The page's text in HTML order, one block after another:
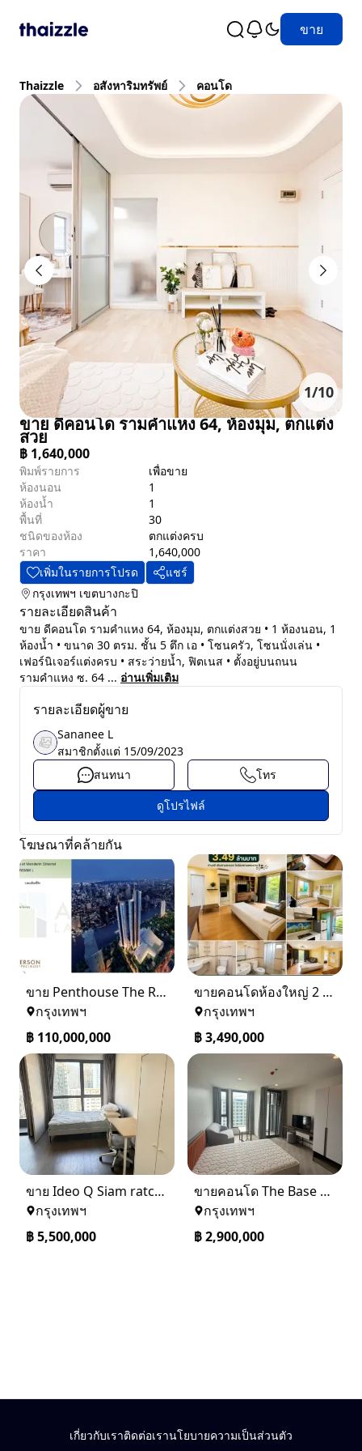
ขาย
Thaizzle อสังหาริมทรัพย์ คอนโด
1/10
ขาย ดีคอนโด รามคำแหง 64, ห้องมุม, ตกแต่ง
สวย
฿ 1,640,000
พิมพ์รายการ
เพื่อขาย
ห้องนอน
1
ห้องน้ำ
1
พื้นที่
30
ชนิดของห้อง
ตกแต่งครบ
ราคา
1,640,000
เพิ่มในรายการโปรด
แชร์
กรุงเทพฯ เขตบางกะปิ
รายละเอียดสินค้า
ขาย ดีคอนโด รามคำแหง 64, ห้องมุม, ตกแต่งสวย • 1 ห้องนอน, 1
ห้องน้ำ • ขนาด 30 ตรม. ชั้น 5 ตึก เอ • โซนครัว, โซนนั่งเล่น •
เฟอร์นิเจอร์แต่งครบ • สระว่ายน้ำ, ฟิตเนส • ตั้งอยู่บนถนน
รามคำแหง ซ. 64 ... อ่านเพิ่มเติม
รายละเอียดผู้ขาย
Sananee L
สมาชิกตั้งแต่ 15/09/2023
สนทนา
โทร
ดูโปรไฟล์
โฆษณาที่คล้ายกัน
ขาย Penthouse The Residences at Mandarin Oriental Bangkok (ICONSIAM)
กรุงเทพฯ
฿ 110,000,000
ขายคอนโดห้องใหญ่ 2 ห้องนอน ทำเลพระราม 8 Lumpini Place Rama VIII
กรุงเทพฯ
฿3,490,000
ขาย Ideo Q Siam ratchatewi จาก BTS ราชเทวี 300 เมตร เจ้าของขายเอง
กรุงเทพฯ
฿5,500,000
ขายคอนโด The Base saphanmai ย่านสะพานใหม่
กรุงเทพฯ
฿2,900,000
เกี่ยวกับเราติดต่อเรานโยบายความเป็นส่วนตัว